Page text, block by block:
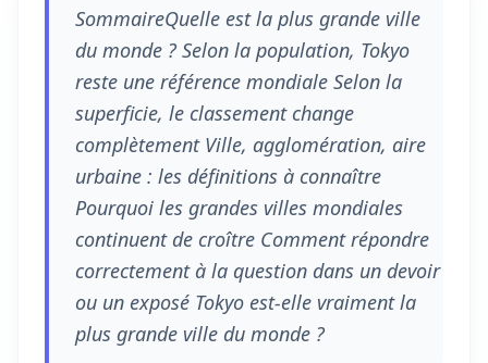
SommaireQuelle est la plus grande ville
du monde ? Selon la population, Tokyo
reste une référence mondiale Selon la
superficie, le classement change
complètement Ville, agglomération, aire
urbaine : les définitions à connaître
Pourquoi les grandes villes mondiales
continuent de croître Comment répondre
correctement à la question dans un devoir
ou un exposé Tokyo est-elle vraiment la
plus grande ville du monde ?